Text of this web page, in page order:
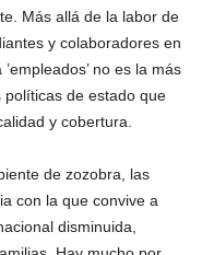
Más allá de la labor de
y colaboradores en
no es la más
de estado que
y cobertura.
de zozobra, las
con la que convive a
disminuida,